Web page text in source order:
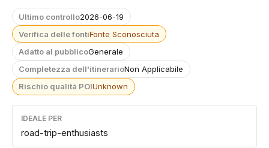
Ultimo controllo2026-06-19
Verifica delle fontiFonte Sconosciuta
Adatto al pubblicoGenerale
Completezza dell'itinerarioNon Applicabile
Rischio qualità POIUnknown
IDEALE PER
road-trip-enthusiasts